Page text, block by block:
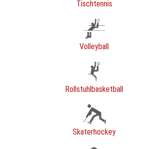
Tischtennis
Volleyball
Rollstuhlbasketball
Skaterhockey